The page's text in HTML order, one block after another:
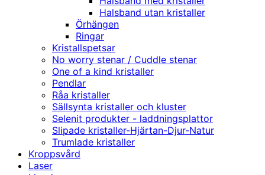
Halsband utan kristaller
Örhängen
Ringar
Kristallspetsar
No worry stenar / Cuddle stenar
One of a kind kristaller
Pendlar
Råa kristaller
Sällsynta kristaller och kluster
Selenit produkter - laddningsplattor
Slipade kristaller-Hjärtan-Djur-Natur
Trumlade kristaller
Kroppsvård
Laser